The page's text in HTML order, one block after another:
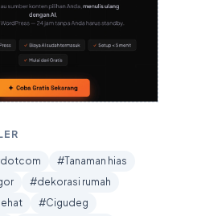
#Tanaman hias
#dekorasi rumah
#Cigudeg